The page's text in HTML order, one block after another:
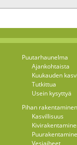
Puutarhaunelma
Ajankohtaista
Kuukauden kasvi
Tutkittua
Usein kysyttyä
Pihan rakentaminen
Kasvillisuus
Vesiaiheet